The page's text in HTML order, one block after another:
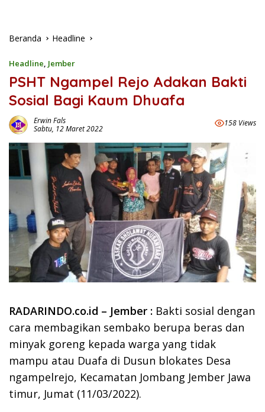
Beranda Headline
Headline, Jember
PSHT Ngampel Rejo Adakan Bakti
Sosial Bagi Kaum Dhuafa
Erwin Fals
Sabtu, 12 Maret 2022
158 Views
RADARINDO.co.id – Jember : Bakti sosial dengan
cara membagikan sembako berupa beras dan
minyak goreng kepada warga yang tidak
mampu atau Duafa di Dusun blokates Desa
ngampelrejo, Kecamatan Jombang Jember Jawa
timur, Jumat (11/03/2022).